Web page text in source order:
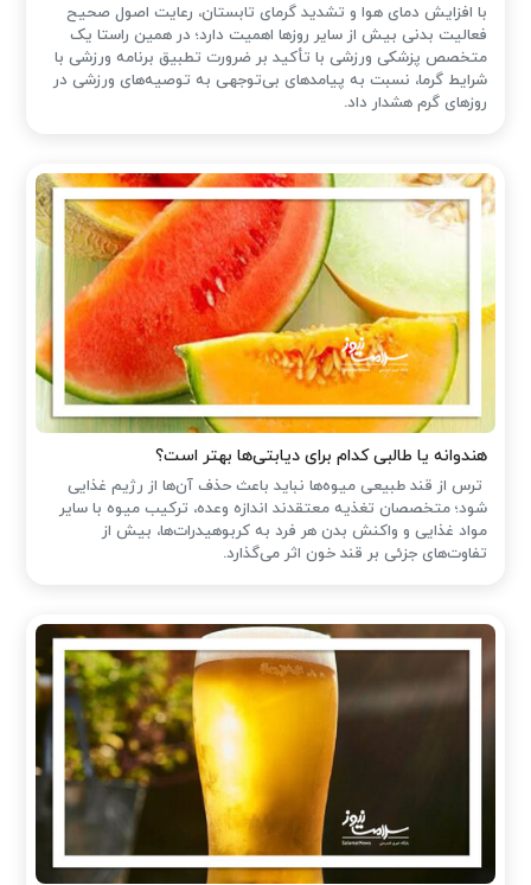
با افزایش دمای هوا و تشدید گرمای تابستان، رعایت اصول صحیح
فعالیت بدنی بیش از سایر روزها اهمیت دارد؛ در همین راستا یک
متخصص پزشکی ورزشی با تأکید بر ضرورت تطبیق برنامه ورزشی با
شرایط گرما، نسبت به پیامدهای بی‌توجهی به توصیه‌های ورزشی در
روزهای گرم هشدار داد.
هندوانه یا طالبی کدام برای دیابتی‌ها بهتر است؟
ترس از قند طبیعی میوه‌ها نباید باعث حذف آن‌ها از رژیم غذایی
شود؛ متخصصان تغذیه معتقدند اندازه وعده، ترکیب میوه با سایر
مواد غذایی و واکنش بدن هر فرد به کربوهیدرات‌ها، بیش از
تفاوت‌های جزئی بر قند خون اثر می‌گذارد.